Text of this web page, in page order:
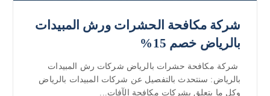
شركة مكافحة الحشرات ورش المبيدات
بالرياض خصم 15%
شركة مكافحة حشرات بالرياض شركات رش المبيدات
بالرياض: سنتحدث بالتفصيل عن شركات المبيدات بالرياض
وكل ما يتعلق بشركات مكافحة الآفات...